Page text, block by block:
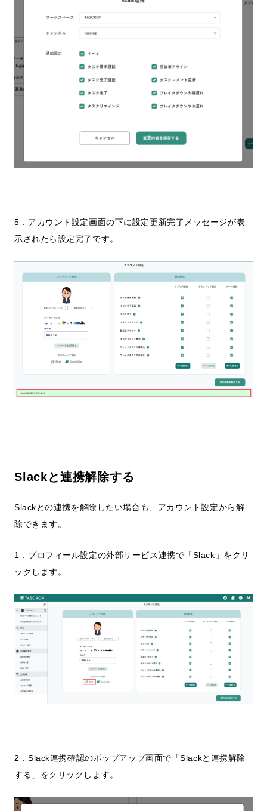
5．アカウント設定画面の下に設定更新完了メッセージが表
示されたら設定完了です。
Slackと連携解除する
Slackとの連携を解除したい場合も、アカウント設定から解
除できます。
1．プロフィール設定の外部サービス連携で「Slack」をクリ
ックします。
2．Slack連携確認のポップアップ画面で「Slackと連携解除
する」をクリックします。